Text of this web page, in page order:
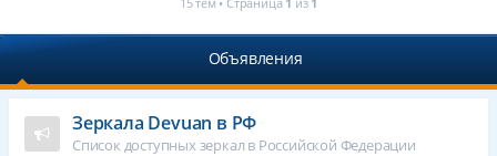
Объявления
Зеркала Devuan в РФ
Список доступных зеркал в Российской Федерации